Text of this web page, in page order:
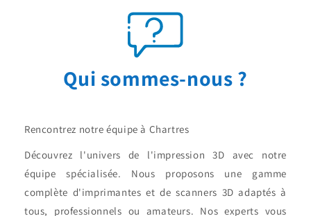
Qui sommes-nous ?
Rencontrez notre équipe à Chartres
Découvrez l'univers de l'impression 3D avec notre
équipe spécialisée. Nous proposons une gamme
complète d'imprimantes et de scanners 3D adaptés à
tous, professionnels ou amateurs. Nos experts vous